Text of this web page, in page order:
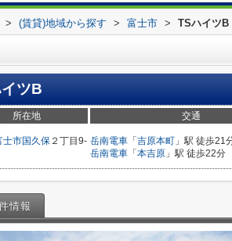
> (賃貸)地域から探す > 富士市 > TSハイツB
ツB
所在地 交通
士市国久保 ２丁目9- 岳南電車 「 吉原本町 」駅 徒歩21
岳南電車 「 本吉原 」駅 徒歩22分
情報